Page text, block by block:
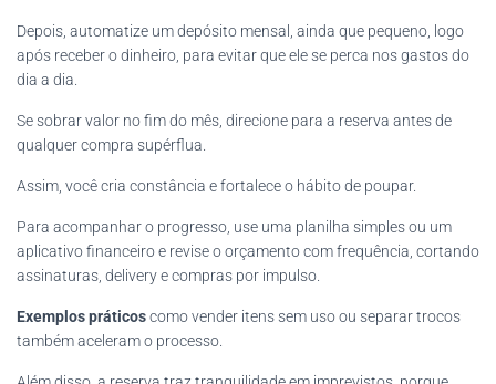
Depois, automatize um depósito mensal, ainda que pequeno, logo
após receber o dinheiro, para evitar que ele se perca nos gastos do
dia a dia.
Se sobrar valor no fim do mês, direcione para a reserva antes de
qualquer compra supérflua.
Assim, você cria constância e fortalece o hábito de poupar.
Para acompanhar o progresso, use uma planilha simples ou um
aplicativo financeiro e revise o orçamento com frequência, cortando
assinaturas, delivery e compras por impulso.
Exemplos práticoscomo vender itens sem uso ou separar trocos
também aceleram o processo.